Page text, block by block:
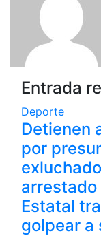
Entrada
Deporte
Detienen
por
arrestado
Estatal
golpear a